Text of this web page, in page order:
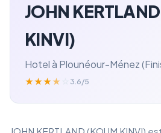
JOHN
KINVI)
Hotel à Plounéour-Ménez
★★★★ 3.6/5